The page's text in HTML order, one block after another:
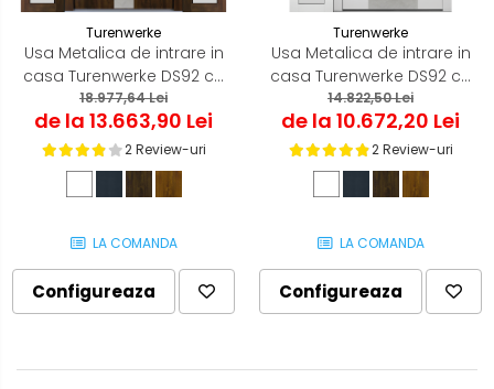
Turenwerke
Usa Metalica de intrare in
casa Turenwerke DS92 cu
luminator lateral dublu
18.977,64 Lei
de la 13.663,90 Lei
2 Review-uri
LA COMANDA
Configureaza
Turenwerke
Usa Metalica de intrare in
casa Turenwerke DS92 cu
luminator lateral
14.822,50 Lei
de la 10.672,20 Lei
2 Review-uri
LA COMANDA
Configureaza